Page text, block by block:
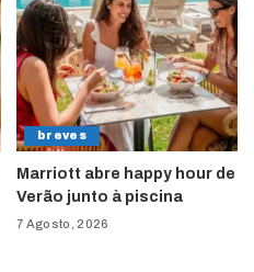
breves
Marriott abre happy hour de
Verão junto à piscina
7 Agosto, 2026